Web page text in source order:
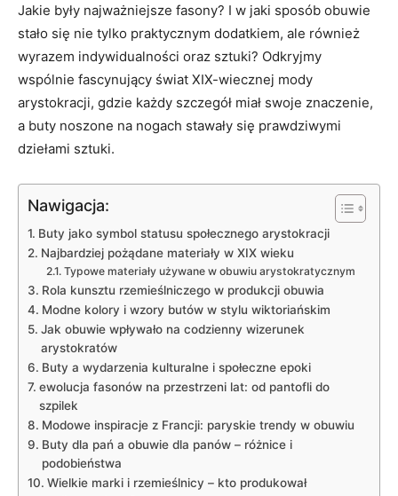
Jakie były najważniejsze fasony? I w jaki sposób obuwie
stało się nie tylko praktycznym dodatkiem, ale również
wyrazem indywidualności oraz sztuki? Odkryjmy
wspólnie fascynujący świat XIX-wiecznej mody
arystokracji, gdzie każdy szczegół miał swoje znaczenie,
a buty noszone na nogach stawały się prawdziwymi
dziełami sztuki.
Nawigacja:
Buty jako symbol statusu społecznego arystokracji
Najbardziej pożądane materiały w XIX wieku
Typowe materiały używane w obuwiu arystokratycznym
Rola kunsztu rzemieślniczego w produkcji obuwia
Modne kolory i wzory butów w stylu wiktoriańskim
Jak obuwie wpływało na codzienny wizerunek
arystokratów
Buty a wydarzenia kulturalne i społeczne epoki
ewolucja fasonów na przestrzeni lat: od pantofli do
szpilek
Modowe inspiracje z Francji: paryskie trendy w obuwiu
Buty dla pań a obuwie dla panów – różnice i
podobieństwa
Wielkie marki i rzemieślnicy – kto produkował